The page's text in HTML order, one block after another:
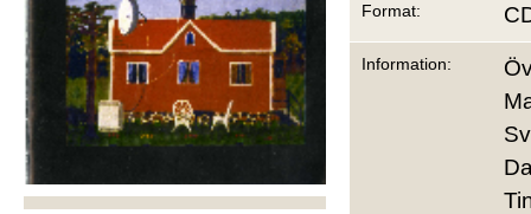
Format:
Information: